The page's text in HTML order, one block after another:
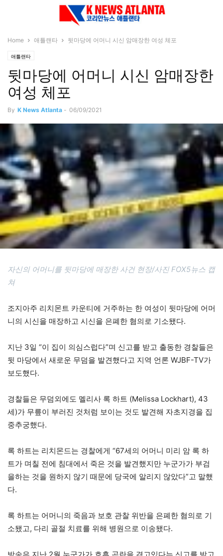
Home 애틀랜타 뒷마당에 어머니 시신 암매장한 여성 체포
애틀랜타
뒷마당에 어머니 시신 암매장한
여성 체포
By K News Atlanta - 06/09/2021
자신의 어머니를 뒷마당에 매장한 사건 현장/사진 FOX5뉴스 캡
쳐
조지아주 리치몬트 카운티에 거주하는 한 여성이 뒷마당에 어머
니의 시신을 매장하고 시신을 은폐한 혐의로 기소됐다.
지난 3일 “이 집이 의심스럽다”며 신고를 받고 출동한 경찰들은
뒷 마당에서 새로운 무덤을 발견했다고 지역 언론 WJBF-TV가
보도했다.
경찰들은 무덤외에도 멜리사 록 하트 (Melissa Lockhart), 43
세)가 무릎이 부러진 것처럼 보이는 것도 발견해 자초지경을 집
중추궁했다.
록 하트는 리치몬드는 경찰에게 “67세의 어머니 미리 암 록 하
트가 며칠 전에 침대에서 죽은 것을 발견했지만 누군가가 부검
을하는 것을 원하지 않기 때문에 당국에 알리지 않았다”고 말했
다.
록 하트는 어머니의 죽음과 보호 관찰 위반을 은폐한 혐의로 기
소됐고, 다리 골절 치료를 위해 병원으로 이송됐다.